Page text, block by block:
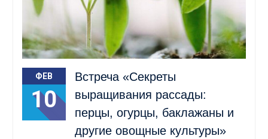
ФЕВ
10
Встреча «Секреты
выращивания рассады:
перцы, огурцы, баклажаны и
другие овощные культуры»